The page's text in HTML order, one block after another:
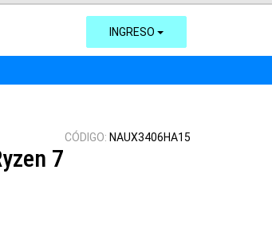
INGRESO
CÓDIGO: NAUX3406HA15
7